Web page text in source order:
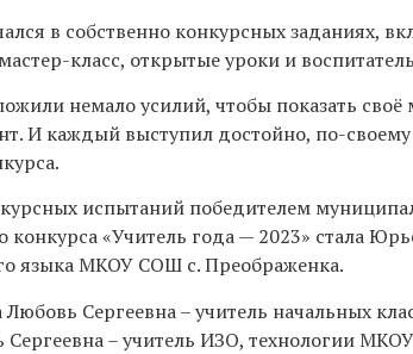
в собственно конкурсных заданиях,
класс, открытые уроки и
немало усилий, чтобы показать своё
И каждый выступил достойно, по-
испытаний победителем
конкурса «Учитель года — 2023» стала
языка МКОУ СОШ с. Преображенка.
Сергеевна – учитель начальных
– учитель ИЗО, технологии